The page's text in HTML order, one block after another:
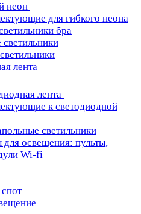
неон
для гибкого неона
бра
лента
лента
к светодиодной
светильники
для освещения: пульты,
Wi-fi